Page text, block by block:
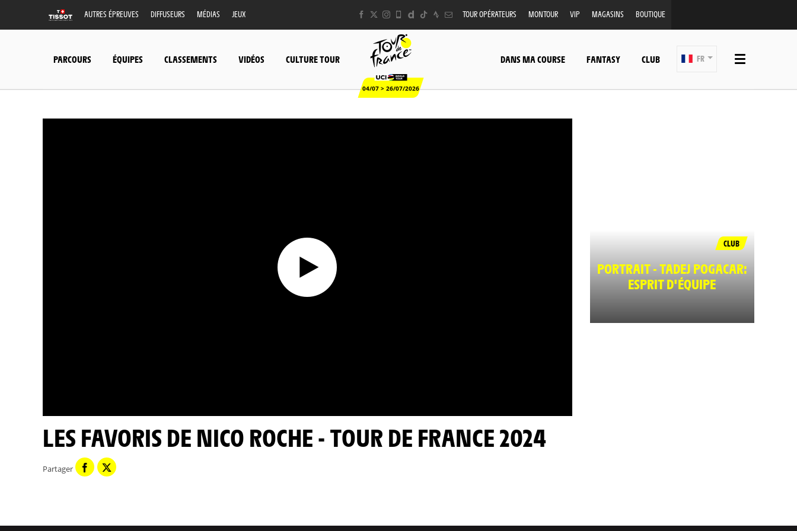
AUTRES ÉPREUVES DIFFUSEURS MÉDIAS JEUX TOUR OPÉRATEURS MONTOUR VIP MAGASINS BOUTIQUE
PARCOURS ÉQUIPES CLASSEMENTS VIDÉOS CULTURE TOUR
04/07 > 26/07/2026
DANS MA COURSE FANTASY CLUB FR
LES FAVORIS DE NICO ROCHE - TOUR DE FRANCE 2024
Partager
CLUB
PORTRAIT - TADEJ POGACAR:
ESPRIT D'ÉQUIPE